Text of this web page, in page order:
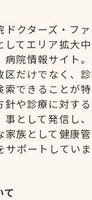
ドクターズ・ファ
してエリア拡大
病院情報サイト。
区だけでなく、
索できることが特
針や診療に対す
事として発信し、
家族として健康
サポートしていま
て